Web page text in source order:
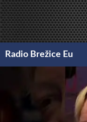
Preskoči
na
vsebino
Radio Brežice Eu